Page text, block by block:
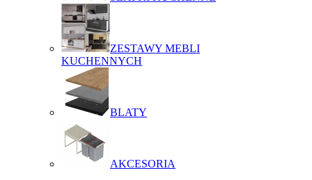
ZESTAWY MEBLI
KUCHENNYCH
BLATY
AKCESORIA